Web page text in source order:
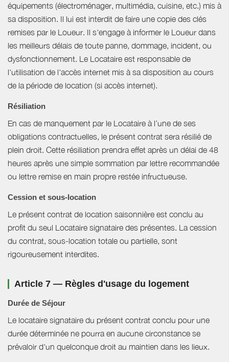
équipements (électroménager, multimédia, cuisine, etc.) mis à
sa disposition. Il lui est interdit de faire une copie des clés
remises par le Loueur. Il s'engage à informer le Loueur dans
les meilleurs délais de toute panne, dommage, incident, ou
dysfonctionnement. Le Locataire est responsable de
l'utilisation de l'accès internet mis à sa disposition au cours
de la période de location (si accès internet).
Résiliation
En cas de manquement par le Locataire à l’une de ses
obligations contractuelles, le présent contrat sera résilié de
plein droit. Cette résiliation prendra effet après un délai de 48
heures après une simple sommation par lettre recommandée
ou lettre remise en main propre restée infructueuse.
Cession et sous-location
Le présent contrat de location saisonnière est conclu au
profit du seul Locataire signataire des présentes. La cession
du contrat, sous-location totale ou partielle, sont
rigoureusement interdites.
Article 7 — Règles d'usage du logement
Durée de Séjour
Le locataire signataire du présent contrat conclu pour une
durée déterminée ne pourra en aucune circonstance se
prévaloir d'un quelconque droit au maintien dans les lieux.